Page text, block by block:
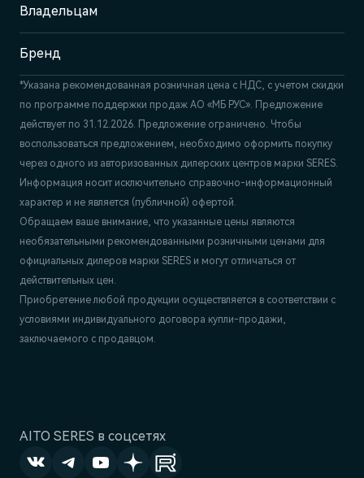
AITO SERES в соцсетях
+7 (351) 700-1-700
Владельцам
Бренд
*Указана рекомендованная розничная цена c НДС, с учетом скидки
по программе поддержки продаж АО «МБ РУС». Предложение
действует по 31.12.2026. Предложение ограничено. Чтобы
воспользоваться предложением, необходимо оформить покупку
через одного из авторизованных дилерских центров марки SERES.
Информация носит исключительно справочно-информационный
характер и не является (публичной) офертой.
Обращаем ваше внимание, что указанные цены являются
необязательными рекомендованными розничными ценами для
официальных дилеров марки SERES и могут отличаться от
действительных цен.
Приобретение любой продукции осуществляется в соответствии с
условиями индивидуального договора купли-продажи,
заключаемого с продавцом.